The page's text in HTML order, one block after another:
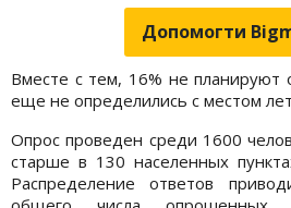
Допомогти
Вместе с тем, 16% не планируют
еще не определились с местом
Опрос проведен среди 1600
старше в 130 населенных
Распределение ответов